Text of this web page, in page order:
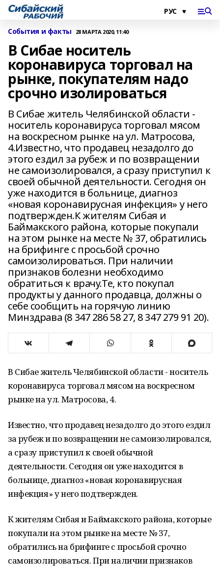
События и факты 28 МАРТА 2020, 11:40
В Сибае носитель
коронавируса торговал на
рынке, покупателям надо
срочно изолироваться
В Сибае житель Челябинской области -
носитель коронавируса торговал мясом
на воскресном рынке на ул. Матросова,
4.Известно, что продавец незадолго до
этого ездил за рубеж и по возвращении
не самоизолировался, а сразу приступил к
своей обычной деятельности. Сегодня он
уже находится в больнице, диагноз
«новая коронавирусная инфекция» у него
подтвержден.К жителям Сибая и
Баймакского района, которые покупали
на этом рынке на месте № 37, обратились
на брифинге с просьбой срочно
самоизолироваться. При наличии
признаков болезни необходимо
обратиться к врачу.Те, кто покупал
продукты у данного продавца, должны о
себе сообщить на горячую линию
Минздрава (8 347 286 58 27, 8 347 279 91 20).
В Сибае житель Челябинской области - носитель
коронавируса торговал мясом на воскресном
рынке на ул. Матросова, 4.
Известно, что продавец незадолго до этого ездил
за рубеж и по возвращении не самоизолировался,
а сразу приступил к своей обычной
деятельности. Сегодня он уже находится в
больнице, диагноз «новая коронавирусная
инфекция» у него подтвержден.
К жителям Сибая и Баймакского района, которые
покупали на этом рынке на месте № 37,
обратились на брифинге с просьбой срочно
самоизолироваться. При наличии признаков